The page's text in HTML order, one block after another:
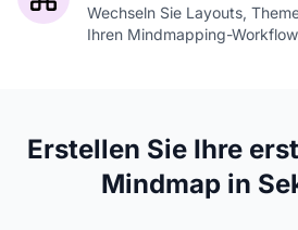
Wechseln Sie Layouts,
Ihren Mindmapping-
Erstellen Sie Ihre
Mindmap in